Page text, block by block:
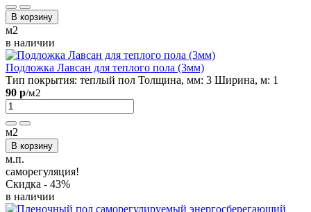
В корзину
м2
в наличии
Подложка Лавсан для теплого пола (3мм)
Тип покрытия: теплый пол Толщина, мм: 3 Ширина, м: 1
90 р/м2
м2
В корзину
м.п.
саморегуляция!
Скидка - 43%
в наличии